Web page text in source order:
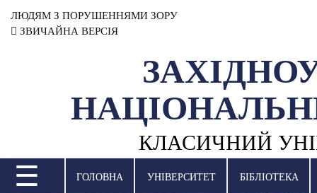
ЛЮДЯМ З ПОРУШЕННЯМИ ЗОРУ
ЗВИЧАЙНА ВЕРСІЯ
КЛАСИЧНИЙ
НАУКОВА ДІЯЛЬНІСТЬ
МІЖНАРОДНА ДІЯЛЬНІСТЬ
☰ ГОЛОВНА УНІВЕРСИТЕТ БІБЛІОТЕКА